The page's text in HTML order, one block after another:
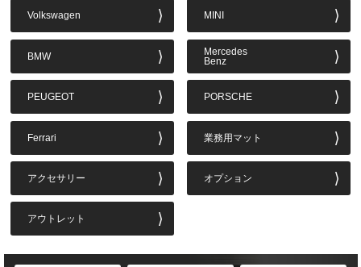
Volkswagen MINI
BMW
Mercedes
Benz
PEUGEOT PORSCHE
Ferrari 業務用マット
アクセサリー オプション
アウトレット